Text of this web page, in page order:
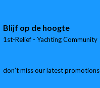
Blijf op de hoogte
1st-Relief - Yachting Community
don’t miss our latest promotions